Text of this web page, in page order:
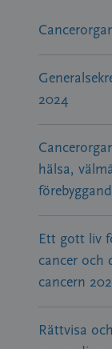
2024
hälsa,
Ett gott liv
cancer och
cancern
Rättvisa